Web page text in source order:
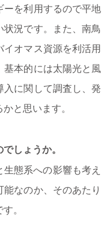
ーを利用するので平地
況です。また、南鳥
オマス資源を利活用
本的には太陽光と風
に関して調査し、発
と思います。
しょうか。
態系への影響も考え
なのか、そのあたり
。